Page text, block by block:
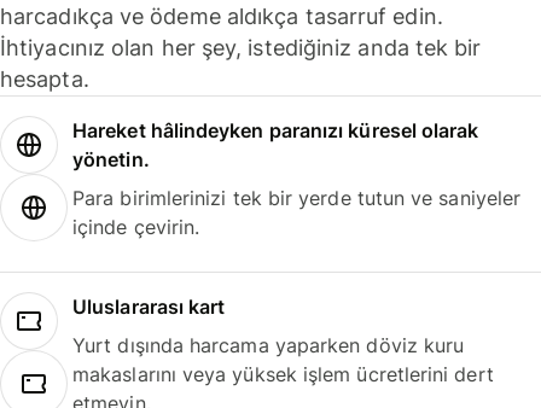
harcadıkça ve ödeme aldıkça tasarruf edin.
İhtiyacınız olan her şey, istediğiniz anda tek bir
hesapta.
Hareket hâlindeyken paranızı küresel olarak
yönetin.
Para birimlerinizi tek bir yerde tutun ve saniyeler
içinde çevirin.
Uluslararası kart
Yurt dışında harcama yaparken döviz kuru
makaslarını veya yüksek işlem ücretlerini dert
etmeyin.